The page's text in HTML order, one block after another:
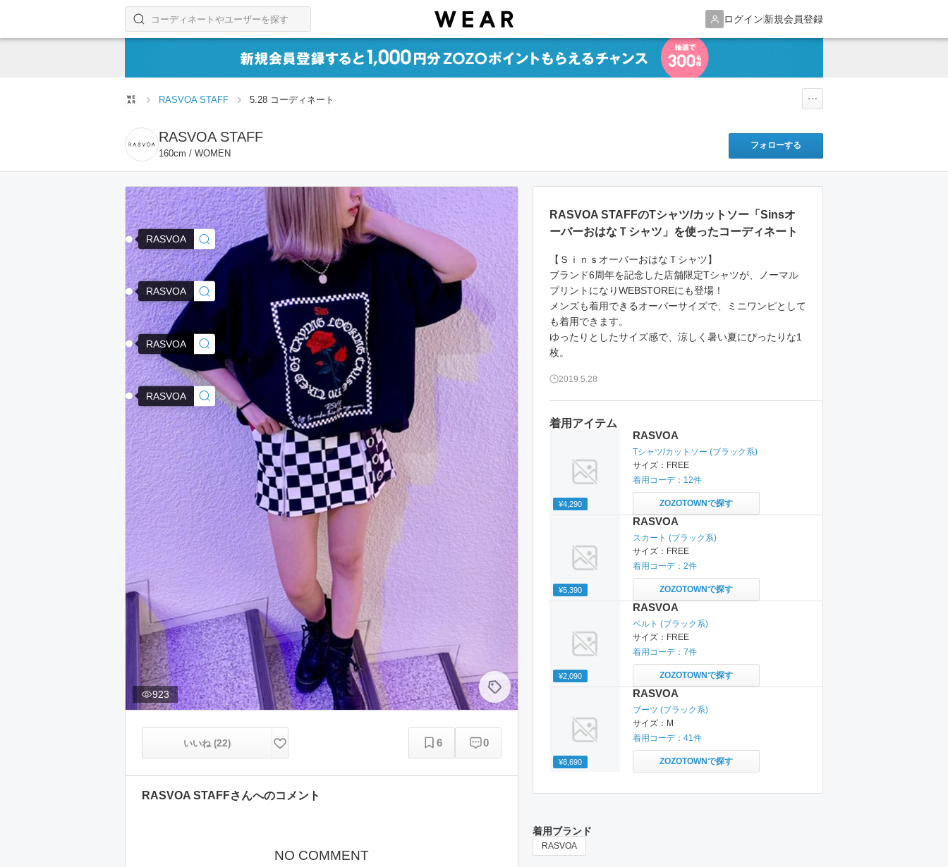
ログイン新規会員登録
コーディネートやユーザーを探す
検索する
RASVOA STAFF 5.28 コーディネート
RASVOA STAFF
160cm / WOMEN
フォローする
RASVOA
RASVOA
RASVOA
RASVOA
923
いいね (22) 6 0
RASVOA STAFFさんへのコメント
NO COMMENT
着用アイテム
¥4,290
RASVOA
Tシャツ/カットソー (ブラック系)
サイズ： FREE
着用コーデ： 12件
ZOZOTOWNで探す
¥5,390
RASVOA
スカート (ブラック系)
サイズ： FREE
着用コーデ： 2件
ZOZOTOWNで探す
¥2,090
RASVOA
ベルト (ブラック系)
サイズ： FREE
着用コーデ： 7件
ZOZOTOWNで探す
¥8,690
RASVOA
ブーツ (ブラック系)
サイズ： M
着用コーデ： 41件
ZOZOTOWNで探す
RASVOA STAFFのTシャツ/カットソー「Sinsオ
ーバーおはなＴシャツ」を使ったコーディネート
【ＳｉｎｓオーバーおはなＴシャツ】
ブランド6周年を記念した店舗限定Tシャツが、ノーマル
プリントになりWEBSTOREにも登場！
メンズも着用できるオーバーサイズで、ミニワンピとして
も着用できます。
ゆったりとしたサイズ感で、涼しく暑い夏にぴったりな1
枚。
2019.5.28
着用ブランド
RASVOA